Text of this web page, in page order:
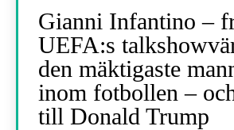
Gianni Infantino –
UEFA:s
den mäktigaste
inom fotbollen –
till Donald Trump